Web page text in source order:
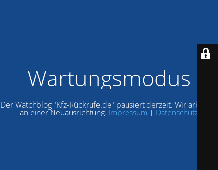
Wartungsmodus
Der Watchblog "Kfz-Rückrufe.de" pausiert derzeit. Wir arbeiten
an einer Neuausrichtung. Impressum | Datenschutz